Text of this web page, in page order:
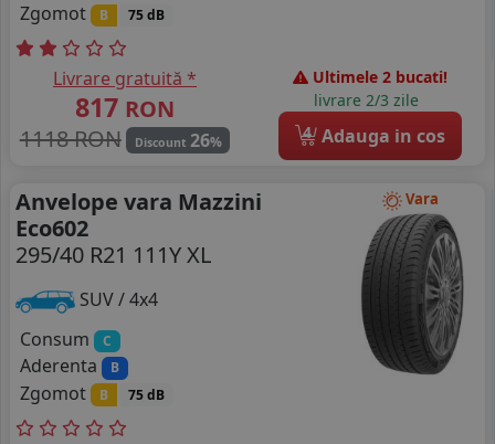
Zgomot B 75 dB
Livrare gratuită *
817 RON
1118 RON
Discount 26%
Ultimele 2 bucati!
livrare 2/3 zile
4 Adauga in cos
Vara
Anvelope vara Mazzini
Eco602
295/40 R21 111Y XL
SUV / 4x4
Consum
C
Aderenta B
Zgomot B 75 dB